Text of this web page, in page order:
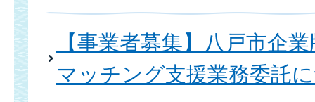
【事業者募集】八戸市企
マッチング支援業務委託